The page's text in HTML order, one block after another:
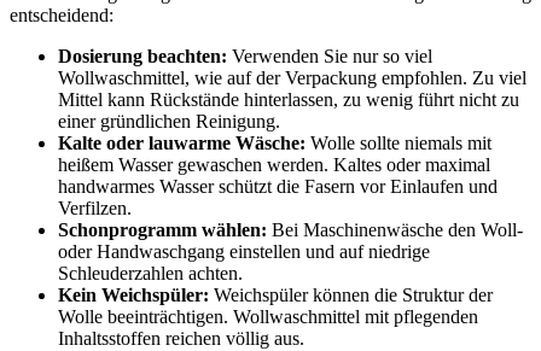
entscheidend:
Dosierung beachten: Verwenden Sie nur so viel
Wollwaschmittel, wie auf der Verpackung empfohlen. Zu viel
Mittel kann Rückstände hinterlassen, zu wenig führt nicht zu
einer gründlichen Reinigung.
Kalte oder lauwarme Wäsche: Wolle sollte niemals mit
heißem Wasser gewaschen werden. Kaltes oder maximal
handwarmes Wasser schützt die Fasern vor Einlaufen und
Verfilzen.
Schonprogramm wählen: Bei Maschinenwäsche den Woll-
oder Handwaschgang einstellen und auf niedrige
Schleuderzahlen achten.
Kein Weichspüler: Weichspüler können die Struktur der
Wolle beeinträchtigen. Wollwaschmittel mit pflegenden
Inhaltsstoffen reichen völlig aus.